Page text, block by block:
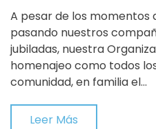
A pesar de los momentos
pasando nuestros
jubiladas, nuestra
homenajeo como todos
comunidad, en familia el…
Leer Más